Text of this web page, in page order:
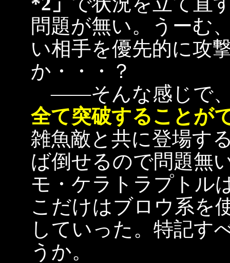
問題が無い。うーむ
い相手を優先的に攻
か・・・？
――そんな感じで、
全て突破することが
雑魚敵と共に登場す
ば倒せるので問題無
モ・ケラトラプトル
こだけはブロウ系を
していった。特記す
うか。